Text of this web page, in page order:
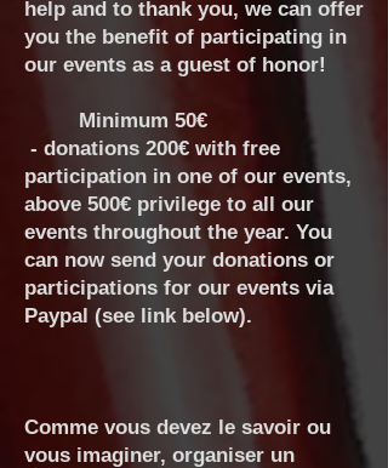
help and to thank you, we can offer
you the benefit of participating in
our events as a guest of honor!
Minimum 50€
- donations 200€ with free
participation in one of our events,
above 500€ privilege to all our
events throughout the year. You
can now send your donations or
participations for our events via
Paypal (see link below).
Comme vous devez le savoir ou
vous imaginer, organiser un